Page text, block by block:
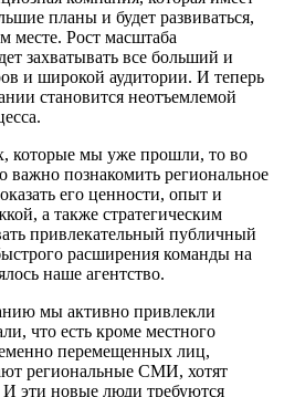
планы и будет развиваться,
месте. Рост масштаба
захватывать все больший и
и широкой аудитории. И теперь
становится неотъемлемой
которые мы уже прошли, то во
важно познакомить региональное
его ценности, опыт и
а также стратегическим
привлекательный публичный
расширения команды на
наше агентство.
мы активно привлекли
что есть кроме местного
перемещенных лиц,
региональные СМИ, хотят
И эти новые люди требуются